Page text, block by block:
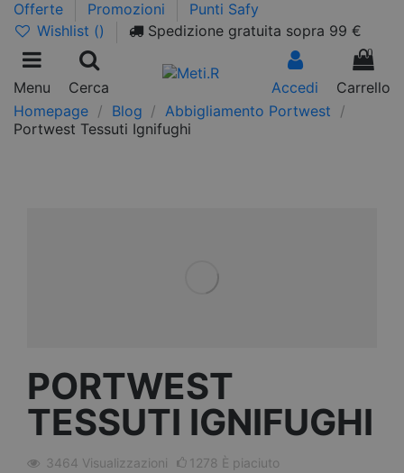
Offerte Promozioni
Punti Safy
Wishlist () Spedizione gratuita sopra 99 €
Menu Cerca Accedi
0
Carrello
Homepage
Blog
Abbigliamento Portwest
Portwest Tessuti Ignifughi
PORTWEST
TESSUTI IGNIFUGHI
3464 Visualizzazioni 1278 È piaciuto